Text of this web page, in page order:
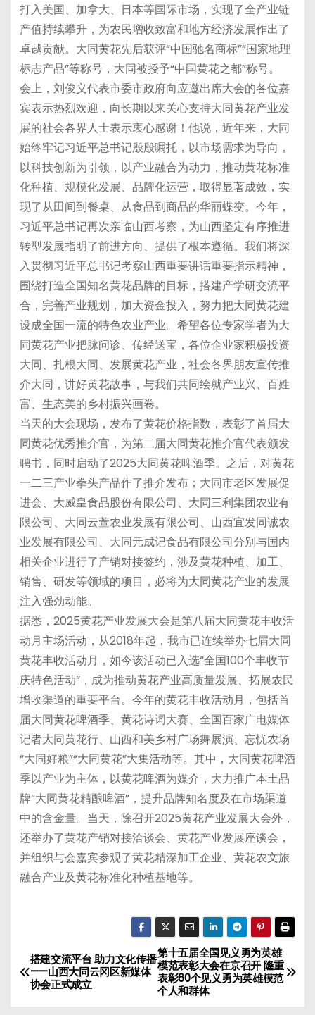
打入美国、加拿大、日本等国际市场，实现了全产业链
产值持续攀升，为农民增收致富和地方经济发展作出了
卓越贡献。大同黄花先后获评“中国驰名商标”“国家地理
标志产品”等称号，大同被授予“中国黄花之都”称号。
会上，刘俊义代表市委市政府向应邀出席大会的各位嘉
宾表示热烈欢迎，向长期以来关心支持大同黄花产业发
展的社会各界人士表示衷心感谢！他说，近年来，大同
始终牢记习近平总书记殷殷嘱托，以市场需求为导向，
以科技创新为引领，以产业融合为动力，推动黄花标准
化种植、规模化发展、品牌化运营，取得显著成效，实
现了从田间到餐桌、从食品到商品的华丽蝶变。今年，
习近平总书记再次亲临山西考察，为山西坚定有序推进
转型发展指明了前进方向、提供了根本遵循。我们将深
入贯彻习近平总书记考察山西重要讲话重要指示精神，
围绕打造全国知名黄花品牌的目标，搭建产学研交流平
合，完善产业规划，加大资金投入，努力把大同黄花建
设成全国一流的特色农业产业。希望各位专家学者为大
同黄花产业把脉问诊、传经送宝，各位企业家积极投资
大同、扎根大同、发展黄花产业，社会各界朋友宣传推
介大同，讲好黄花故事，与我们共同绘就产业兴、百姓
富、生态美的乡村振兴画卷。
当天的大会现场，发布了黄花价格指数，表彰了首届大
同黄花优秀推介官，为第二届大同黄花推介官代表颁发
聘书，同时启动了2025大同黄花啤酒季。之后，对黄花
一二三产业拳头产品作了推介发布；大同市老区发展促
进会、大威皇食品股份有限公司、大同三利集团农业有
限公司、大同云萱农业发展有限公司、山西宜发同诚农
业发展有限公司、大同元成记食品有限公司分别与国内
相关企业进行了产销对接签约，涉及黄花种植、加工、
销售、研发等领域的项目，必将为大同黄花产业的发展
注入强劲动能。
据悉，2025黄花产业发展大会是第八届大同黄花丰收活
动月主场活动，从2018年起，我市已连续举办七届大同
黄花丰收活动月，如今该活动已入选“全国100个丰收节
庆特色活动”，成为推动黄花产业高质量发展、拓展农民
增收渠道的重要平台。今年的黄花丰收活动月，包括首
届大同黄花啤酒季、黄花诗词大赛、全国百家广电媒体
记者大同黄花行、山西和美乡村广场舞展演、忘忧农场
“大同好粮”“大同黄花”大集活动等。其中，大同黄花啤酒
季以产业为主体，以黄花啤酒为媒介，大力推广本土品
牌“大同黄花精酿啤酒”，提升品牌知名度及在市场渠道
中的含金量。当天，除召开2025黄花产业发展大会外，
还举办了黄花产销对接洽谈会、黄花产业发展座谈会，
并组织与会嘉宾参观了黄花精深加工企业、黄花农文旅
融合产业及黄花标准化种植基地等。
文
章
第十五届全国见义勇为英雄
模范表彰大会在京召开 隆重
表彰60个见义勇为英雄模范
个人和群体
搭建交流平台 助力文化传播
——山西大同云冈区新媒体
协会正式成立